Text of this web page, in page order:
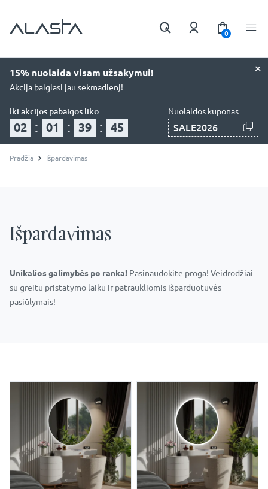
0
×
15% nuolaida visam užsakymui!
Akcija baigiasi jau sekmadienį!
Iki akcijos pabaigos liko:
02 : 01 : 39 : 44
Nuolaidos kuponas
SALE2026
Pradžia Išpardavimas
Išpardavimas
Unikalios galimybės po ranka! Pasinaudokite proga! Veidrodžiai
su greitu pristatymo laiku ir patraukliomis išparduotuvės
pasiūlymais!